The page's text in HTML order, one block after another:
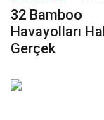
32 Bamboo
Havayolları
Gerçek